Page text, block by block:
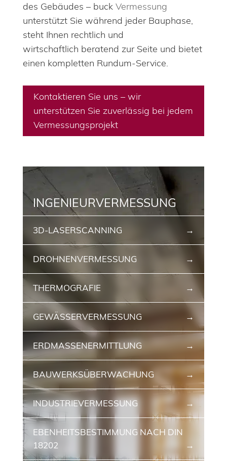
des Gebäudes – buck Vermessung
unterstützt Sie während jeder Bauphase,
steht Ihnen rechtlich und
wirtschaftlich beratend zur Seite und bietet
einen kompletten Rundum-Service.
Kontaktieren Sie uns – wir
unterstützen Sie zuverlässig bei jedem
Vermessungsprojekt
INGENIEURVERMESSUNG
3D-LASERSCANNING
DROHNENVERMESSUNG
THERMOGRAFIE
GEWÄSSERVERMESSUNG
ERDMASSENERMITTLUNG
BAUWERKSÜBERWACHUNG
INDUSTRIE­VERMESSUNG
EBENHEITSBE­STIMMUNG NACH DIN
18202